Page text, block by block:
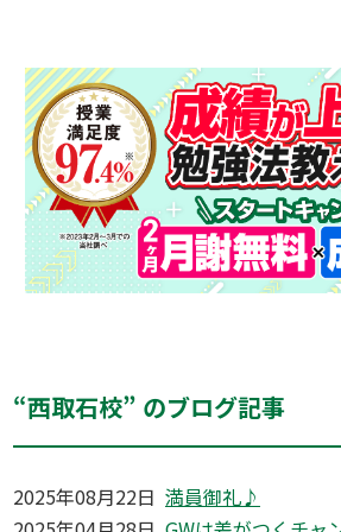
“西取石校” のブログ記事
2025年08月22日 満員御礼♪